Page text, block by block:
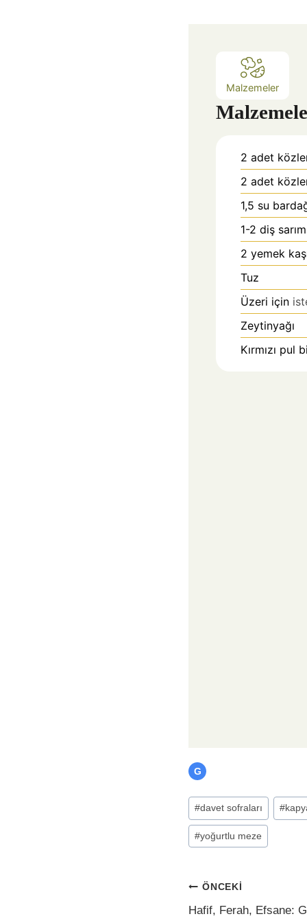
Malzemeler
2 adet
2 adet
1,5 su
1-2 diş
2 yemek
Tuz
Üzeri için
Zeytinyağı
Kırmızı
G
Post
Tags:
#davet sofraları #
#yoğurtlu meze
Yazı
ÖNCEKI
Hafif, Ferah, Efsane: